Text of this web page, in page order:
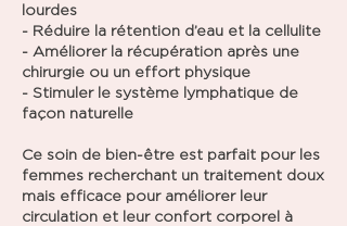
lourdes
- Réduire la rétention d’eau et la cellulite
- Améliorer la récupération après une
chirurgie ou un effort physique
- Stimuler le système lymphatique de
façon naturelle
Ce soin de bien-être est parfait pour les
femmes recherchant un traitement doux
mais efficace pour améliorer leur
circulation et leur confort corporel à